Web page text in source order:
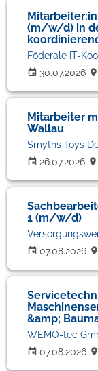
(m/w/d) in
30.07.2026
Föderale IT-
Mitarbeiter
Wallau
26.07.2026
Smyths Toys
1 (m/w/d)
07.08.2026
&amp;
07.08.2026
WEMO-tec